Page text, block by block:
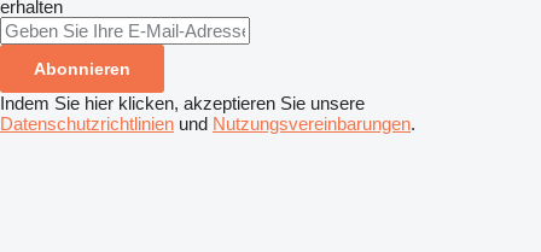
erhalten
Abonnieren
Indem Sie hier klicken, akzeptieren Sie unsere
Datenschutzrichtlinien und Nutzungsvereinbarungen.